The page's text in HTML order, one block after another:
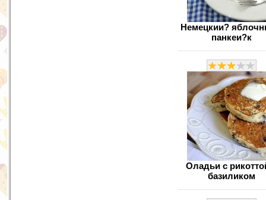
Немецкии?
панкеи?к
Оладьи с
базиликом